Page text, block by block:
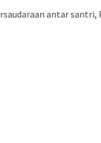
antar